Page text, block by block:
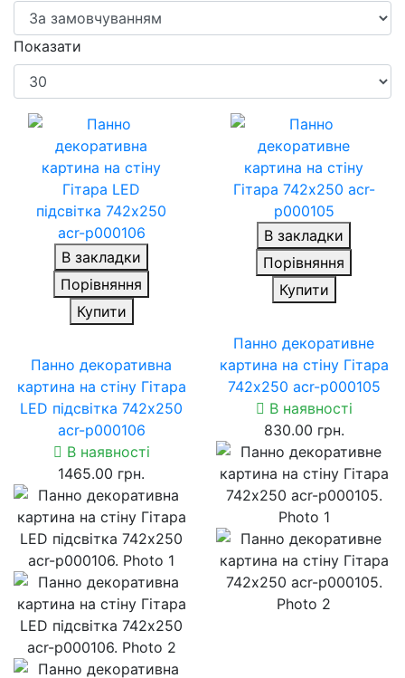
Показати
В закладки
Порівняння
Купити
Панно декоративна
картина на стіну Гітара
LED підсвітка 742х250
acr-p000106
В наявності
1465.00 грн.
В закладки
Порівняння
Купити
Панно декоративне
картина на стіну Гітара
742х250 acr-p000105
В наявності
830.00 грн.